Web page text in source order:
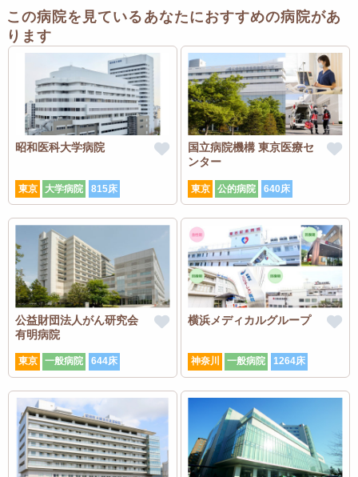
この病院を見ているあなたにおすすめの病院があ
ります
昭和医科大学病院
東京 大学病院 815床
国立病院機構 東京医療セ
ンター
東京 公的病院 640床
公益財団法人がん研究会
有明病院
東京 一般病院 644床
横浜メディカルグループ
神奈川 一般病院 1264床